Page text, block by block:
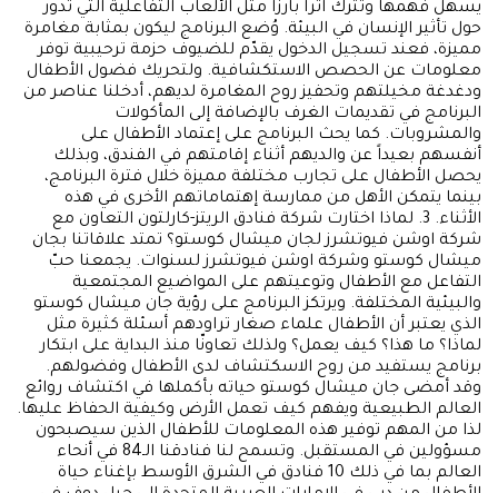
يسهل فهمها وتترك اثراً بارزاً مثل الألعاب التفاعلية التي تدور
حول تأثير الإنسان في البيئة. وُضع البرنامج ليكون بمثابة مغامرة
مميزة، فعند تسجيل الدخول يقدّم للضيوف حزمة ترحيبية توفر
معلومات عن الحصص الاستكشافية. ولتحريك فضول الأطفال
ودغدغة مخيلتهم وتحفيز روح المغامرة لديهم، أدخلنا عناصر من
البرنامج في تقديمات الغرف بالإضافة إلى المأكولات
والمشروبات. كما يحث البرنامج على إعتماد الأطفال على
أنفسهم بعيداً عن والديهم أثناء إقامتهم في الفندق، وبذلك
يحصل الأطفال على تجارب مختلفة مميزة خلال فترة البرنامج،
بينما يتمكن الأهل من ممارسة إهتماماتهم الأخرى في هذه
الأثناء. 3. لماذا اختارت شركة فنادق الريتز-كارلتون التعاون مع
شركة اوشن فيوتشرز لجان ميشال كوستو؟ تمتد علاقاتنا بجان
ميشال كوستو وشركة اوشن فيوتشرز لسنوات. يجمعنا حبّ
التفاعل مع الأطفال وتوعيتهم على المواضيع المجتمعية
والبيئية المختلفة. ويرتكز البرنامج على رؤية جان ميشال كوستو
الذي يعتبر أن الأطفال علماء صغار تراودهم أسئلة كثيرة مثل
لماذا؟ ما هذا؟ كيف يعمل؟ ولذلك تعاونّا منذ البداية على ابتكار
برنامج يستفيد من روح الاسكتشاف لدى الأطفال وفضولهم.
وقد أمضى جان ميشال كوستو حياته بأكملها في اكتشاف روائع
العالم الطبيعية ويفهم كيف تعمل الأرض وكيفية الحفاظ عليها.
لذا من المهم توفير هذه المعلومات للأطفال الذين سيصبحون
مسؤولين في المستقبل. وتسمح لنا فنادقنا الـ84 في أنحاء
العالم بما في ذلك 10 فنادق في الشرق الأوسط بإغناء حياة